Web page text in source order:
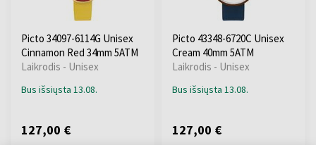
Picto 34097-6114G Unisex
Cinnamon Red 34mm 5ATM
Laikrodis - Unisex
Bus išsiųsta 13.08.
127,00 €
Picto 43348-6720C Unisex
Cream 40mm 5ATM
Laikrodis - Unisex
Bus išsiųsta 13.08.
127,00 €